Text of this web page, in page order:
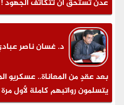
عدن تستحق أن تتكاتف الجهود !
د. غسان ناصر
بعد عقدٍ من المعاناة.. عسكريو
يتسلمون رواتبهم كاملة لأول مرة